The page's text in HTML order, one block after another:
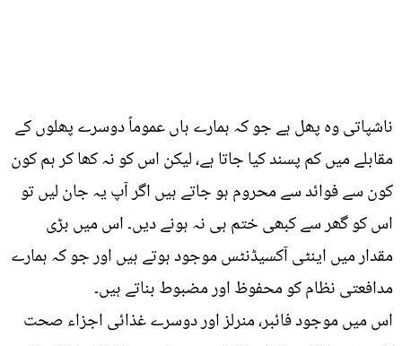
ناشپاتی وہ پھل ہے جو کہ ہمارے ہاں عموماً دوسرے پھلوں کے
مقابلے میں کم پسند کیا جاتا ہے، لیکن اس کو نہ کھا کر ہم کون
کون سے فوائد سے محروم ہو جاتے ہیں اگر آپ یہ جان لیں تو
اس کو گھر سے کبھی ختم ہی نہ ہونے دیں۔ اس میں بڑی
مقدار میں اینٹی آکسیڈنٹس موجود ہوتے ہیں اور جو کہ ہمارے
مدافعتی نظام کو محفوظ اور مضبوط بناتے ہیں۔
اس میں موجود فائبر، منرلز اور دوسرے غذائی اجزاء صحت